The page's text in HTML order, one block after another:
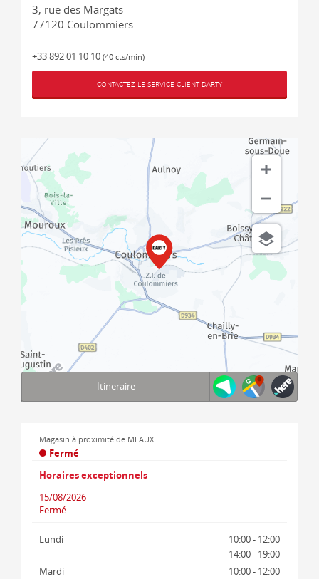
3, rue des Margats
77120 Coulommiers
+33 892 01 10 10 (40 cts/min)
CONTACTEZ LE SERVICE CLIENT DARTY
© 1987–2026 HERE, IGN
Itineraire
Magasin à proximité de MEAUX
Fermé
Horaires exceptionnels
15/08/2026
Fermé
Lundi
10:00 - 12:00
14:00 - 19:00
Mardi
10:00 - 12:00